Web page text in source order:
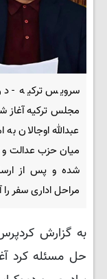
سرویس ترکیه -
مجلس ترکیه آغاز
عبدالله اوجالان
میان حزب عدالت
شده و پس از
مراحل اداری سفر را
به گزارش
حل مسئله کرد